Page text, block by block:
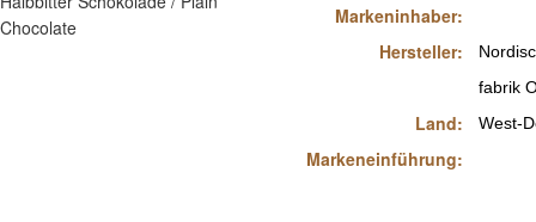
fabrik
West-
Markeninhaber:
Hersteller:
Land:
Markeneinführung: